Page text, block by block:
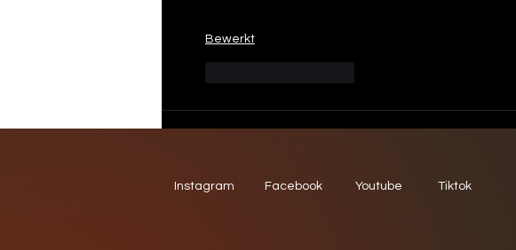
Bewerkt
Instagram Facebook Youtube Tiktok